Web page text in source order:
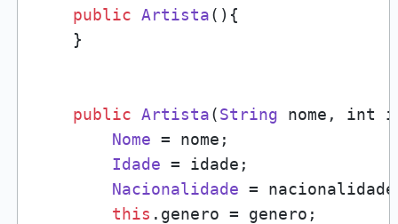
public Artista(){
    }
public Artista(String nome, int
Nome = nome;
Idade = idade;
Nacionalidade =
this . genero = genero;